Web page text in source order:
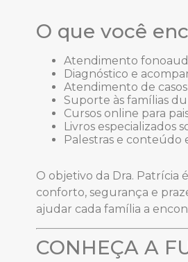
O que você
Atendimento
Diagnóstico e
Atendimento de
Suporte às famílias
Cursos online para
Livros especializados
Palestras e conteúdo
O objetivo da Dra. Patrícia
conforto, segurança e
ajudar cada família a
CONHEÇA A